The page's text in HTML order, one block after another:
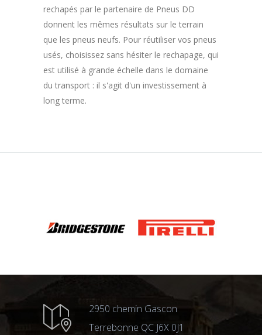
rechapés par le partenaire de Pneus DD
donnent les mêmes résultats sur le terrain
que les pneus neufs. Pour réutiliser vos pneus
usés, choisissez sans hésiter le rechapage, qui
est utilisé à grande échelle dans le domaine
du transport : il s'agit d'un investissement à
long terme.
2950 chemin Gascon
Terrebonne QC J6X 0J1